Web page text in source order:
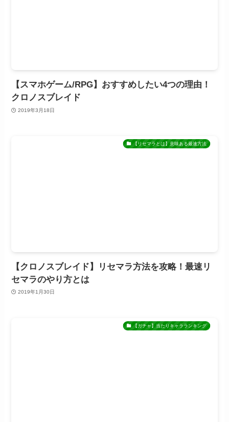
【スマホゲーム/RPG】おすすめしたい4つの理由！
クロノスブレイド
2019年3月18日
【リセマラとは】意味ある最速方法
【クロノスブレイド】リセマラ方法を攻略！最速リ
セマラのやり方とは
2019年1月30日
【ガチャ】当たりキャラランキング